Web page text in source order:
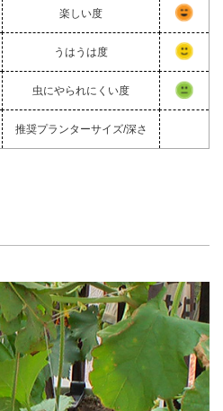
楽しい度
うはうは度
虫にやられにくい度
推奨プランターサイズ/深さ